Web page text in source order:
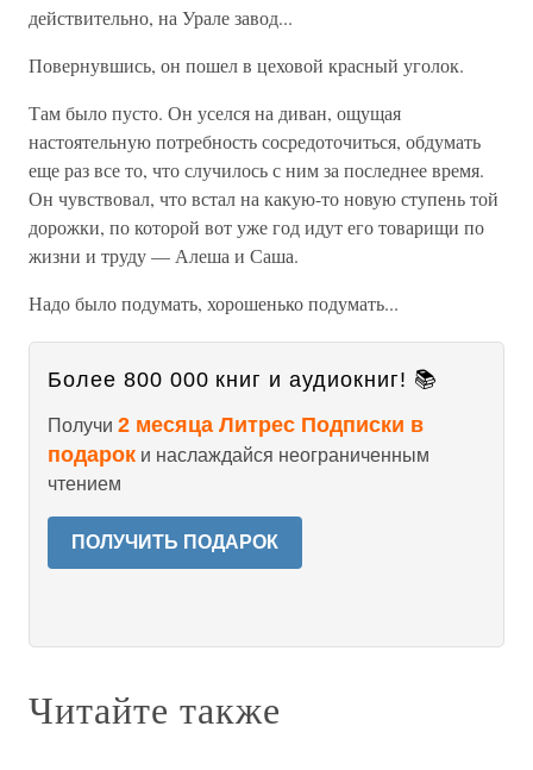
действительно, на Урале завод...
Повернувшись, он пошел в цеховой красный уголок.
Там было пусто. Он уселся на диван, ощущая
настоятельную потребность сосредоточиться, обдумать
еще раз все то, что случилось с ним за последнее время.
Он чувствовал, что встал на какую-то новую ступень той
дорожки, по которой вот уже год идут его товарищи по
жизни и труду — Алеша и Саша.
Надо было подумать, хорошенько подумать...
Более 800 000 книг и аудиокниг! 📚
Получи 2 месяца Литрес Подписки в
подарок и наслаждайся неограниченным
чтением
ПОЛУЧИТЬ ПОДАРОК
Читайте также